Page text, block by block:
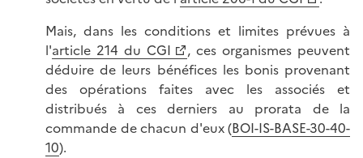
Mais, dans les conditions et limites prévues à
l'article 214 du CGI
, ces organismes peuvent
déduire de leurs bénéfices les bonis provenant
des opérations faites avec les associés et
distribués à ces derniers au prorata de la
commande de chacun d'eux (BOI-IS-BASE-30-40-
10).